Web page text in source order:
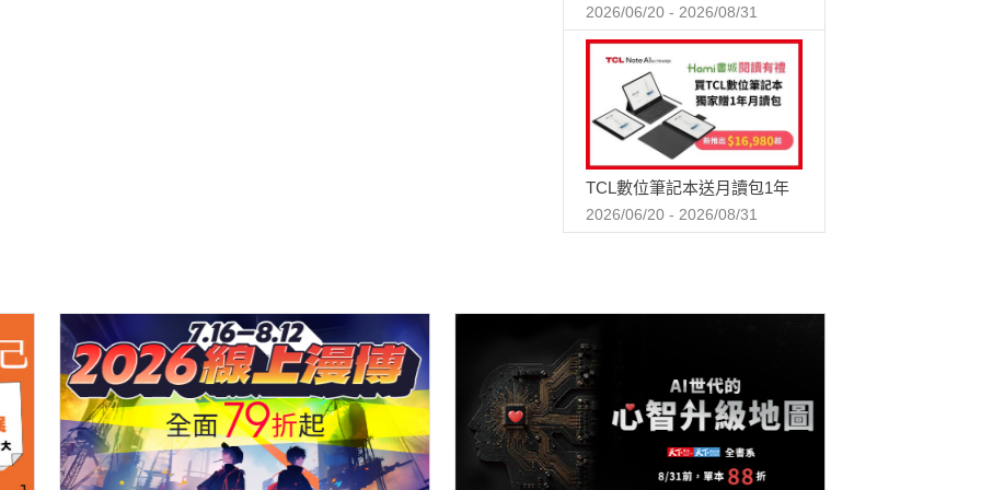
2026/06/20 - 2026/08/31
TCL數位筆記本送月讀包1年
2026/06/20 - 2026/08/31